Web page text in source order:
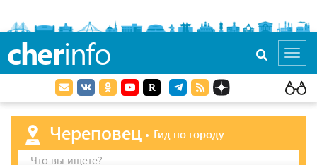
cherinfo
Череповец
Гид по городу
Что вы ищете?